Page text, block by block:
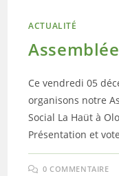
ACTUALITÉ
Ce vendredi 05
organisons notre
Social La Haüt à
Présentation et
0 COMMENTAIRE